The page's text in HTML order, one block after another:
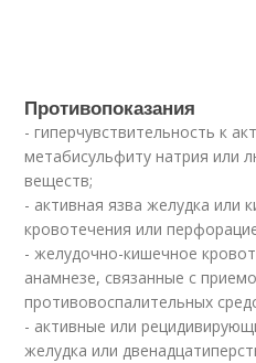
Противопоказания
- гиперчувствительность к
метабисульфиту натрия или
веществ;
- активная язва желудка или
кровотечения или
- желудочно-кишечное
анамнезе, связанные с
противовоспалительных
- активные или
желудка или